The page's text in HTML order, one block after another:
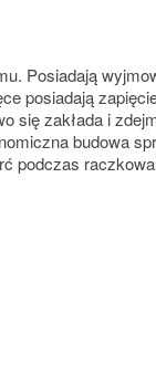
Posiadają
posiadają
się zakłada i
budowa
podczas